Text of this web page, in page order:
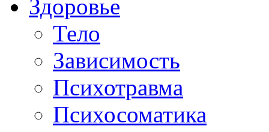
Здоровье
Тело
Зависимость
Психотравма
Психосоматика